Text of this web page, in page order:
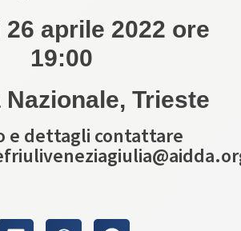
aprile 2022 ore
19:00
Nazionale, Trieste
e dettagli contattare